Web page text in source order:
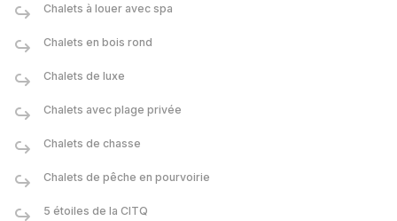
Chalets à louer avec spa
Chalets en bois rond
Chalets de luxe
Chalets avec plage privée
Chalets de chasse
Chalets de pêche en pourvoirie
5 étoiles de la CITQ